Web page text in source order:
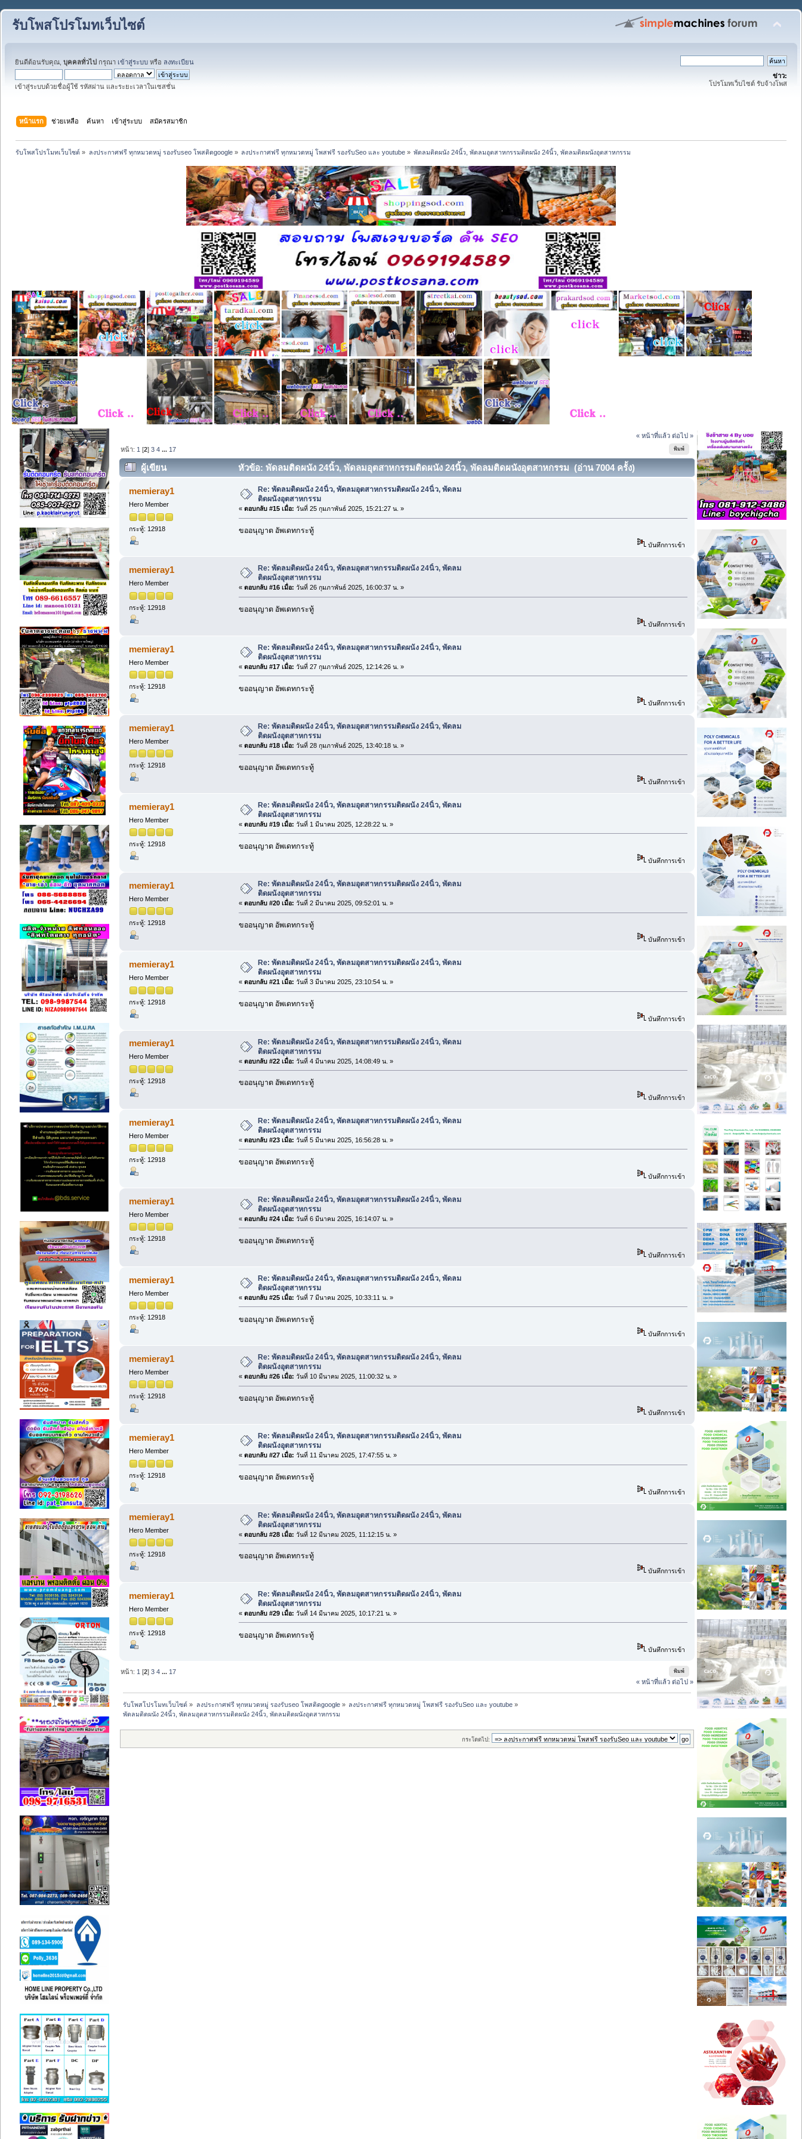
รับโพสโปรโมทเว็บไซต์
ยินดีต้อนรับคุณ, บุคคลทั่วไป กรุณา เข้าสู่ระบบ หรือ ลงทะเบียน
เข้าสู่ระบบด้วยชื่อผู้ใช้ รหัสผ่าน และระยะเวลาในเซสชั่น
ข่าว:
โปรโมทเว็บไซต์ รับจ้างโพส
หน้าแรก ช่วยเหลือ ค้นหา เข้าสู่ระบบ สมัครสมาชิก
รับโพสโปรโมทเว็บไซต์ » ลงประกาศฟรี ทุกหมวดหมู่ รองรับseo โพสติดgoogle» ลงประกาศฟรี ทุกหมวดหมู่ โพสฟรี รองรับSeo และ youtube» พัดลมติดผนัง 24นิ้ว, พัดลมอุตสาหกรรมติดผนัง 24นิ้ว, พัดลมติดผนังอุตสาหกรรม
« หน้าที่แล้ว ต่อไป »
พิมพ์
หน้า: 1 [2]3 4 ... 17
ผู้เขียน หัวข้อ: พัดลมติดผนัง 24นิ้ว, พัดลมอุตสาหกรรมติดผนัง 24นิ้ว, พัดลมติดผนังอุตสาหกรรม (อ่าน 7004 ครั้ง)
memieray1
Hero Member
กระทู้: 12918
Re: พัดลมติดผนัง 24นิ้ว, พัดลมอุตสาหกรรมติดผนัง 24นิ้ว, พัดลม
ติดผนังอุตสาหกรรม
« ตอบกลับ #15 เมื่อ: วันที่ 25 กุมภาพันธ์ 2025, 15:21:27 น. »
ขออนุญาต อัพเดทกระทู้
บันทึกการเข้า
memieray1
Hero Member
กระทู้: 12918
Re: พัดลมติดผนัง 24นิ้ว, พัดลมอุตสาหกรรมติดผนัง 24นิ้ว, พัดลม
ติดผนังอุตสาหกรรม
« ตอบกลับ #16 เมื่อ: วันที่ 26 กุมภาพันธ์ 2025, 16:00:37 น. »
ขออนุญาต อัพเดทกระทู้
บันทึกการเข้า
memieray1
Hero Member
กระทู้: 12918
Re: พัดลมติดผนัง 24นิ้ว, พัดลมอุตสาหกรรมติดผนัง 24นิ้ว, พัดลม
ติดผนังอุตสาหกรรม
« ตอบกลับ #17 เมื่อ: วันที่ 27 กุมภาพันธ์ 2025, 12:14:26 น. »
ขออนุญาต อัพเดทกระทู้
บันทึกการเข้า
memieray1
Hero Member
กระทู้: 12918
Re: พัดลมติดผนัง 24นิ้ว, พัดลมอุตสาหกรรมติดผนัง 24นิ้ว, พัดลม
ติดผนังอุตสาหกรรม
« ตอบกลับ #18 เมื่อ: วันที่ 28 กุมภาพันธ์ 2025, 13:40:18 น. »
ขออนุญาต อัพเดทกระทู้
บันทึกการเข้า
memieray1
Hero Member
กระทู้: 12918
Re: พัดลมติดผนัง 24นิ้ว, พัดลมอุตสาหกรรมติดผนัง 24นิ้ว, พัดลม
ติดผนังอุตสาหกรรม
« ตอบกลับ #19 เมื่อ: วันที่ 1 มีนาคม 2025, 12:28:22 น. »
ขออนุญาต อัพเดทกระทู้
บันทึกการเข้า
memieray1
Hero Member
กระทู้: 12918
Re: พัดลมติดผนัง 24นิ้ว, พัดลมอุตสาหกรรมติดผนัง 24นิ้ว, พัดลม
ติดผนังอุตสาหกรรม
« ตอบกลับ #20 เมื่อ: วันที่ 2 มีนาคม 2025, 09:52:01 น. »
ขออนุญาต อัพเดทกระทู้
บันทึกการเข้า
memieray1
Hero Member
กระทู้: 12918
Re: พัดลมติดผนัง 24นิ้ว, พัดลมอุตสาหกรรมติดผนัง 24นิ้ว, พัดลม
ติดผนังอุตสาหกรรม
« ตอบกลับ #21 เมื่อ: วันที่ 3 มีนาคม 2025, 23:10:54 น. »
ขออนุญาต อัพเดทกระทู้
บันทึกการเข้า
memieray1
Hero Member
กระทู้: 12918
Re: พัดลมติดผนัง 24นิ้ว, พัดลมอุตสาหกรรมติดผนัง 24นิ้ว, พัดลม
ติดผนังอุตสาหกรรม
« ตอบกลับ #22 เมื่อ: วันที่ 4 มีนาคม 2025, 14:08:49 น. »
ขออนุญาต อัพเดทกระทู้
บันทึกการเข้า
memieray1
Hero Member
กระทู้: 12918
Re: พัดลมติดผนัง 24นิ้ว, พัดลมอุตสาหกรรมติดผนัง 24นิ้ว, พัดลม
ติดผนังอุตสาหกรรม
« ตอบกลับ #23 เมื่อ: วันที่ 5 มีนาคม 2025, 16:56:28 น. »
ขออนุญาต อัพเดทกระทู้
บันทึกการเข้า
memieray1
Hero Member
กระทู้: 12918
Re: พัดลมติดผนัง 24นิ้ว, พัดลมอุตสาหกรรมติดผนัง 24นิ้ว, พัดลม
ติดผนังอุตสาหกรรม
« ตอบกลับ #24 เมื่อ: วันที่ 6 มีนาคม 2025, 16:14:07 น. »
ขออนุญาต อัพเดทกระทู้
บันทึกการเข้า
memieray1
Hero Member
กระทู้: 12918
Re: พัดลมติดผนัง 24นิ้ว, พัดลมอุตสาหกรรมติดผนัง 24นิ้ว, พัดลม
ติดผนังอุตสาหกรรม
« ตอบกลับ #25 เมื่อ: วันที่ 7 มีนาคม 2025, 10:33:11 น. »
ขออนุญาต อัพเดทกระทู้
บันทึกการเข้า
memieray1
Hero Member
กระทู้: 12918
Re: พัดลมติดผนัง 24นิ้ว, พัดลมอุตสาหกรรมติดผนัง 24นิ้ว, พัดลม
ติดผนังอุตสาหกรรม
« ตอบกลับ #26 เมื่อ: วันที่ 10 มีนาคม 2025, 11:00:32 น. »
ขออนุญาต อัพเดทกระทู้
บันทึกการเข้า
memieray1
Hero Member
กระทู้: 12918
Re: พัดลมติดผนัง 24นิ้ว, พัดลมอุตสาหกรรมติดผนัง 24นิ้ว, พัดลม
ติดผนังอุตสาหกรรม
« ตอบกลับ #27 เมื่อ: วันที่ 11 มีนาคม 2025, 17:47:55 น. »
ขออนุญาต อัพเดทกระทู้
บันทึกการเข้า
memieray1
Hero Member
กระทู้: 12918
Re: พัดลมติดผนัง 24นิ้ว, พัดลมอุตสาหกรรมติดผนัง 24นิ้ว, พัดลม
ติดผนังอุตสาหกรรม
« ตอบกลับ #28 เมื่อ: วันที่ 12 มีนาคม 2025, 11:12:15 น. »
ขออนุญาต อัพเดทกระทู้
บันทึกการเข้า
memieray1
Hero Member
กระทู้: 12918
Re: พัดลมติดผนัง 24นิ้ว, พัดลมอุตสาหกรรมติดผนัง 24นิ้ว, พัดลม
ติดผนังอุตสาหกรรม
« ตอบกลับ #29 เมื่อ: วันที่ 14 มีนาคม 2025, 10:17:21 น. »
ขออนุญาต อัพเดทกระทู้
บันทึกการเข้า
พิมพ์
หน้า: 1 [2]3 4 ... 17
« หน้าที่แล้ว ต่อไป »
รับโพสโปรโมทเว็บไซต์ » ลงประกาศฟรี ทุกหมวดหมู่ รองรับseo โพสติดgoogle» ลงประกาศฟรี ทุกหมวดหมู่ โพสฟรี รองรับSeo และ youtube»
พัดลมติดผนัง 24นิ้ว, พัดลมอุตสาหกรรมติดผนัง 24นิ้ว, พัดลมติดผนังอุตสาหกรรม
กระโดดไป: